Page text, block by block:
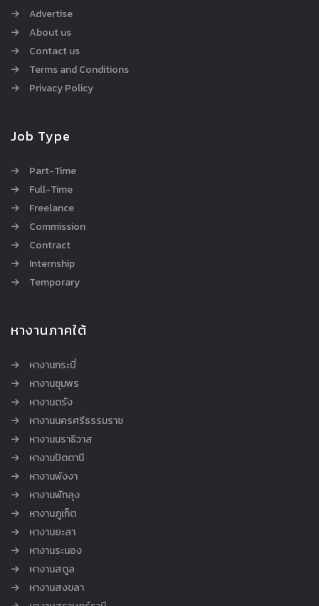
Advertise
About us
Contact us
Terms and Conditions
Privacy Policy
Job Type
Part-Time
Full-Time
Freelance
Commission
Contract
Internship
Temporary
หางานภาคใต้
หางานกระบี่
หางานชุมพร
หางานตรัง
หางานนครศรีธรรมราช
หางานนราธิวาส
หางานปัตตานี
หางานพังงา
หางานพัทลุง
หางานภูเก็ต
หางานยะลา
หางานระนอง
หางานสตูล
หางานสงขลา